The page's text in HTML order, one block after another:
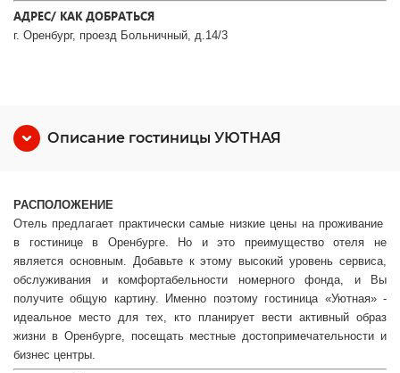
АДРЕС/ КАК ДОБРАТЬСЯ
г. Оренбург, проезд Больничный, д.14/3
Описание гостиницы УЮТНАЯ
РАСПОЛОЖЕНИЕ
Отель предлагает практически самые низкие цены на проживание
в гостинице в Оренбурге. Но и это преимущество отеля не
является основным. Добавьте к этому высокий уровень сервиса,
обслуживания и комфортабельности номерного фонда, и Вы
получите общую картину. Именно поэтому гостиница «Уютная» -
идеальное место для тех, кто планирует вести активный образ
жизни в Оренбурге, посещать местные достопримечательности и
бизнес центры.